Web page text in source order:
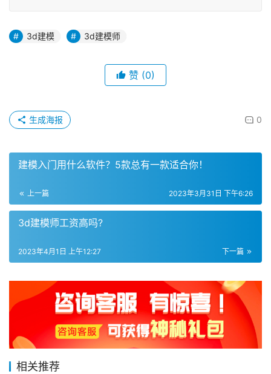
3d建模 3d建模师
赞 (0)
0
生成海报
建模入门用什么软件？5款总有一款适合你！
上一篇 2023年3月31日 下午6:26
3d建模师工资高吗?
下一篇
2023年4月1日 上午12:27
相关推荐